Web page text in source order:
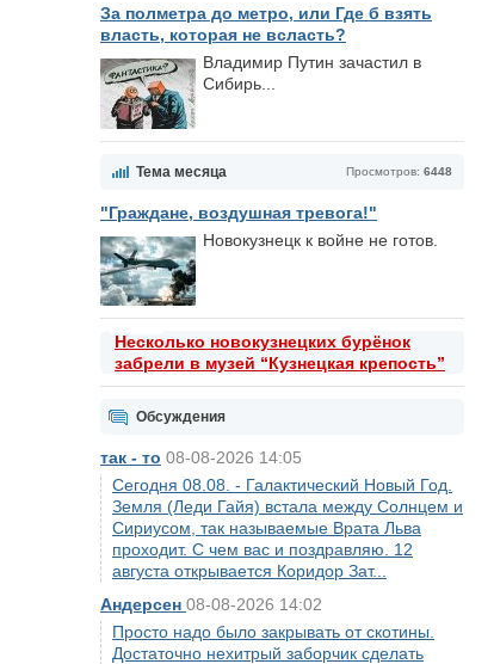
За полметра до метро, или Где б взять
власть, которая не всласть?
Владимир Путин зачастил в
Сибирь...
Просмотров: 6448
Тема месяца
"Граждане, воздушная тревога!"
Новокузнецк к войне не готов.
Несколько новокузнецких бурёнок
забрели в музей “Кузнецкая крепость”
Обсуждения
так - то 08-08-2026 14:05
Сегодня 08.08. - Галактический Новый Год.
Земля (Леди Гайя) встала между Солнцем и
Сириусом, так называемые Врата Льва
проходит. С чем вас и поздравляю. 12
августа открывается Коридор Зат...
Андерсен 08-08-2026 14:02
Просто надо было закрывать от скотины.
Достаточно нехитрый заборчик сделать